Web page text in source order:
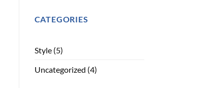
CATEGORIES
Style(5)
Uncategorized (4)